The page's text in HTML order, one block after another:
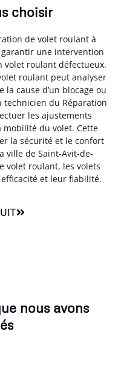
choisir
de volet roulant à
une intervention
roulant défectueux.
roulant peut analyser
cause d’un blocage ou
technicien du Réparation
les ajustements
mobilité du volet. Cette
la sécurité et le confort
ville de Saint-Avit-de-
volet roulant, les volets
et leur fiabilité.
nous avons